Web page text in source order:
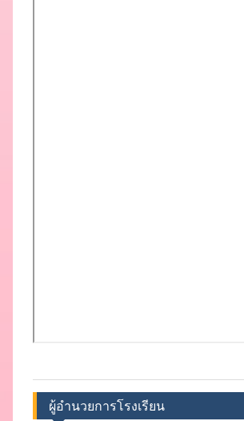
ผู้อำนวยการโรงเรียน